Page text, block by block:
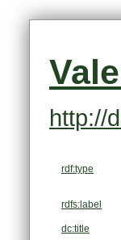
http://
rdf:type
rdfs:label
dc:title